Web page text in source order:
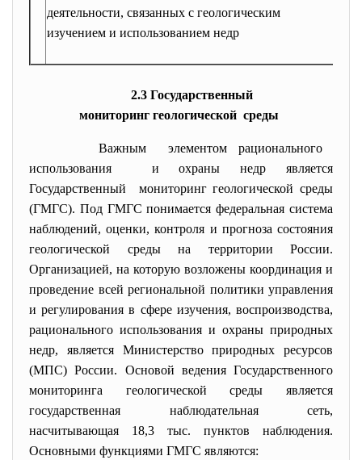
деятельности, связанных с геологическим
изучением и использованием недр
2.3 Государственный
мониторинг геологической среды
Важным элементом рационального
использования и охраны недр является
Государственный мониторинг геологической среды
(ГМГС). Под ГМГС понимается федеральная система
наблюдений, оценки, контроля и прогноза состояния
геологической среды на территории России.
Организацией, на которую возложены координация и
проведение всей региональной политики управления
и регулирования в сфере изучения, воспроизводства,
рационального использования и охраны природных
недр, является Министерство природных ресурсов
(МПС) России. Основой ведения Государственного
мониторинга геологической среды является
государственная наблюдательная сеть,
насчитывающая 18,3 тыс. пунктов наблюдения.
Основными функциями ГМГС являются: